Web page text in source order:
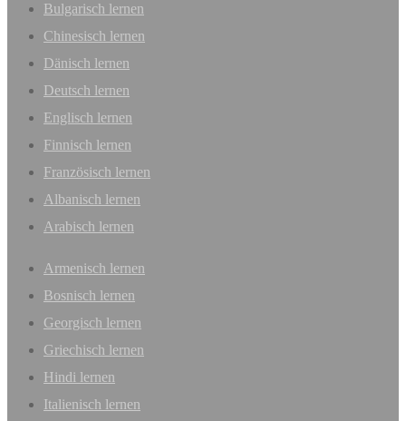
Bulgarisch lernen
Chinesisch lernen
Dänisch lernen
Deutsch lernen
Englisch lernen
Finnisch lernen
Französisch lernen
Albanisch lernen
Arabisch lernen
Armenisch lernen
Bosnisch lernen
Georgisch lernen
Griechisch lernen
Hindi lernen
Italienisch lernen